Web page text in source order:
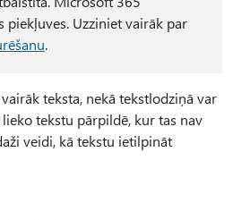
piekļuves. Uzziniet vairāk par
.
teksta, nekā tekstlodziņā var
tekstu pārpildē, kur tas nav
veidi, kā tekstu ietilpināt